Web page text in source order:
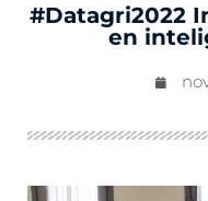
#Datagri2022
en